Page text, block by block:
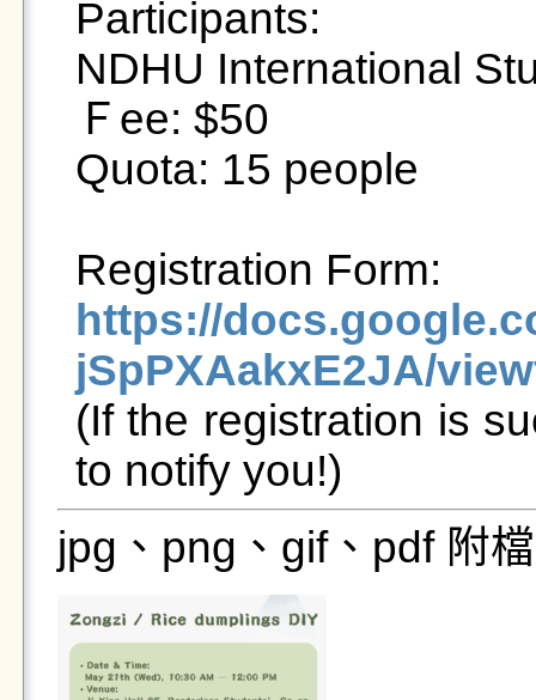
Participants:
NDHU International
Ｆee: $50
Quota: 15 people
https://
jSpPXAakxE2JA/
(If the registration is
jpg、png、gif、pdf 附